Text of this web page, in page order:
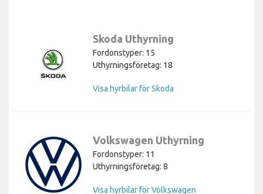
Skoda Uthyrning
Fordonstyper: 15
Uthyrningsföretag: 18
Visa hyrbilar för Skoda
Volkswagen Uthyrning
Fordonstyper: 11
Uthyrningsföretag: 8
Visa hyrbilar för Volkswagen